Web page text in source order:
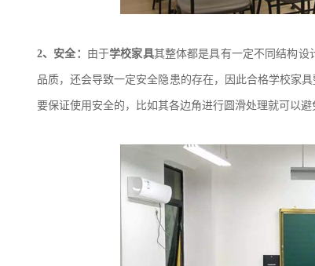
2、 安全： 由于学校家具其整体都是具有一定不同结构设
品质，还会导致一定安全隐患的存在，因此合格学校家
要保证使用安全的，比如其各边角进行圆滑处理就可以避